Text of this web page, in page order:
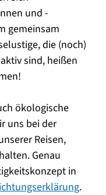
und -
gemeinsam
die (noch)
sind, heißen
ökologische
uns bei der
Reisen,
Genau
in
.